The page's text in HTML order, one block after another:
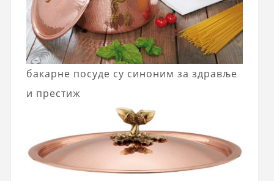
бакарне посуде су синоним за здравље
и престиж